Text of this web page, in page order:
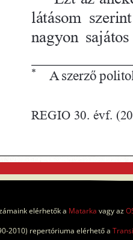
elérhetők a Matarka vagy az
2010) repertóriuma elérhető a